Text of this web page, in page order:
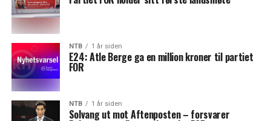
NTB 1 år siden
E24: Atle Berge ga en million kroner til partiet
FOR
NTB 1 år siden
Solvang ut mot Aftenposten – forsvarer